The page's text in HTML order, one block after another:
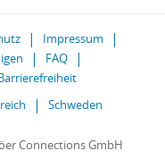
Impressum
FAQ
Schweden
Connections GmbH